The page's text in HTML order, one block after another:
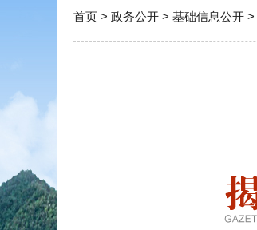
首页 > 政务公开 > 基础信息公开 >